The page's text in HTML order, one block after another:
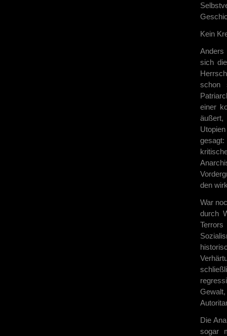
Kein
sich
schon
einer
äußert,
den
War
durch
Die
sogar